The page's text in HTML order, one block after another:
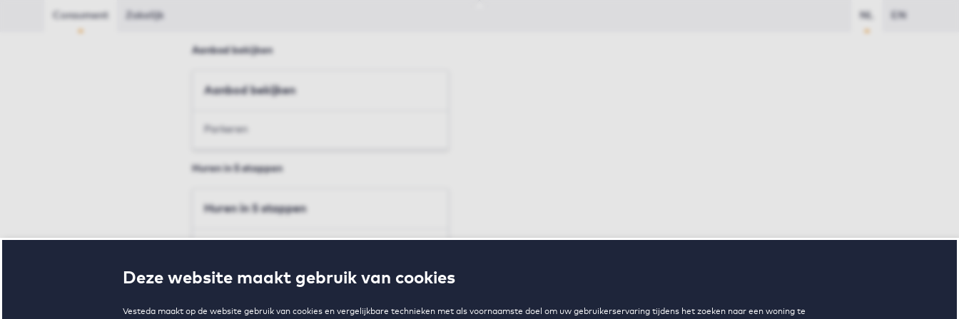
Deze website maakt gebruik van cookies
Vesteda maakt op de website gebruik van cookies en vergelijkbare technieken met als voornaamste doel om uw gebruikerservaring tijdens het zoeken naar een woning te
Consument Zakelijk NL EN
Aanbod bekijken
Aanbod bekijken
Parkeren
Huren in 5 stappen
Huren in 5 stappen
Voorwaarden en toewijzing